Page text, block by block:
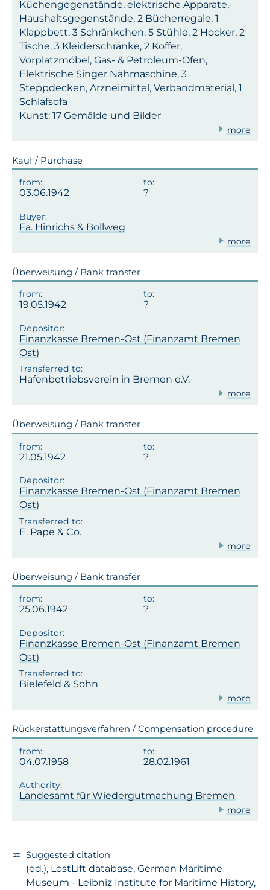
Küchengegenstände, elektrische Apparate,
Haushaltsgegenstände, 2 Bücherregale, 1
Klappbett, 3 Schränkchen, 5 Stühle, 2 Hocker, 2
Tische, 3 Kleiderschränke, 2 Koffer,
Vorplatzmöbel, Gas- & Petroleum-Ofen,
Elektrische Singer Nähmaschine, 3
Steppdecken, Arzneimittel, Verbandmaterial, 1
Schlafsofa
Kunst: 17 Gemälde und Bilder
more
Kauf / Purchase
03.06.1942
Fa. Hinrichs & Bollweg
more
Überweisung / Bank transfer
19.05.1942
Finanzkasse Bremen-Ost (Finanzamt Bremen
Ost)
Hafenbetriebsverein in Bremen e.V.
more
Überweisung / Bank transfer
21.05.1942
Finanzkasse Bremen-Ost (Finanzamt Bremen
Ost)
E. Pape & Co.
more
Überweisung / Bank transfer
25.06.1942
Finanzkasse Bremen-Ost (Finanzamt Bremen
Ost)
Bielefeld & Sohn
more
Rückerstattungsverfahren / Compensation procedure
04.07.1958 28.02.1961
Landesamt für Wiedergutmachung Bremen
more
Suggested citation
(ed.), LostLift database, German Maritime
Museum - Leibniz Institute for Maritime History,